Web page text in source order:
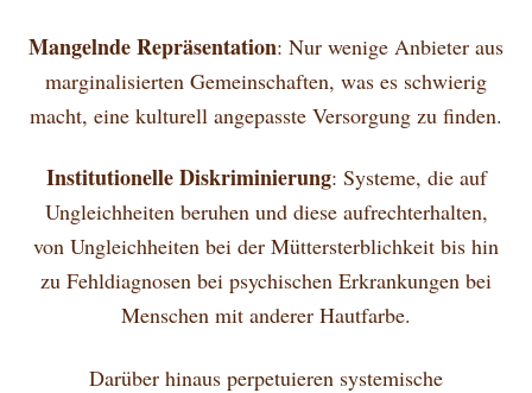
Mangelnde Repräsentation: Nur wenige Anbieter aus
marginalisierten Gemeinschaften, was es schwierig
macht, eine kulturell angepasste Versorgung zu finden.
Institutionelle Diskriminierung: Systeme, die auf
Ungleichheiten beruhen und diese aufrechterhalten,
von Ungleichheiten bei der Müttersterblichkeit bis hin
zu Fehldiagnosen bei psychischen Erkrankungen bei
Menschen mit anderer Hautfarbe.
Darüber hinaus perpetuieren systemische